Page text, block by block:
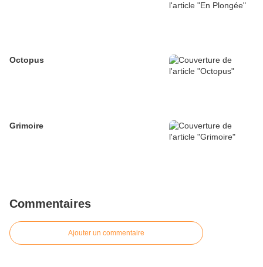
Octopus
Grimoire
Commentaires
Ajouter un commentaire